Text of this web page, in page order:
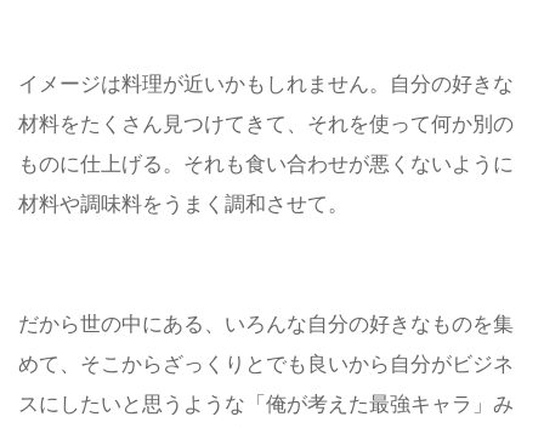
イメージは料理が近いかもしれません。 自分の好きな
材料をたくさん見つけてきて、それを使って何か別の
ものに仕上げる。 それも食い合わせが悪くないように
材料や調味料をうまく調和させて。
だから世の中にある、いろんな自分の好きなものを集
めて、そこからざっくりとでも良いから自分がビジネ
スにしたいと思うような「俺が考えた最強キャラ」み